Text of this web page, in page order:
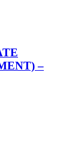
–